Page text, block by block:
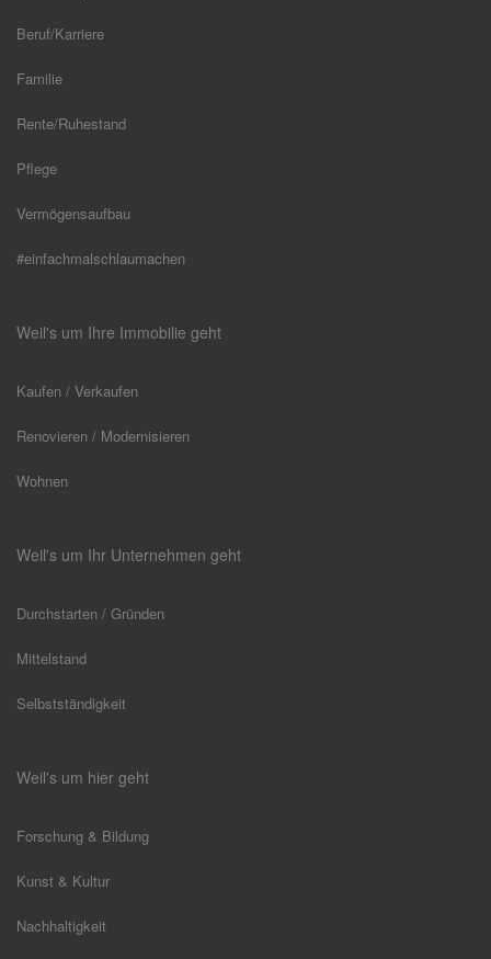
Beruf/Karriere
Familie
Rente/Ruhestand
Pflege
Vermögensaufbau
#einfachmalschlaumachen
Weil's um Ihre Immobilie geht
Kaufen / Verkaufen
Renovieren / Modernisieren
Wohnen
Weil's um Ihr Unternehmen geht
Durchstarten / Gründen
Mittelstand
Selbstständigkeit
Weil's um hier geht
Forschung & Bildung
Kunst & Kultur
Nachhaltigkeit